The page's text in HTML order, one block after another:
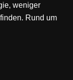
weniger
Rund um